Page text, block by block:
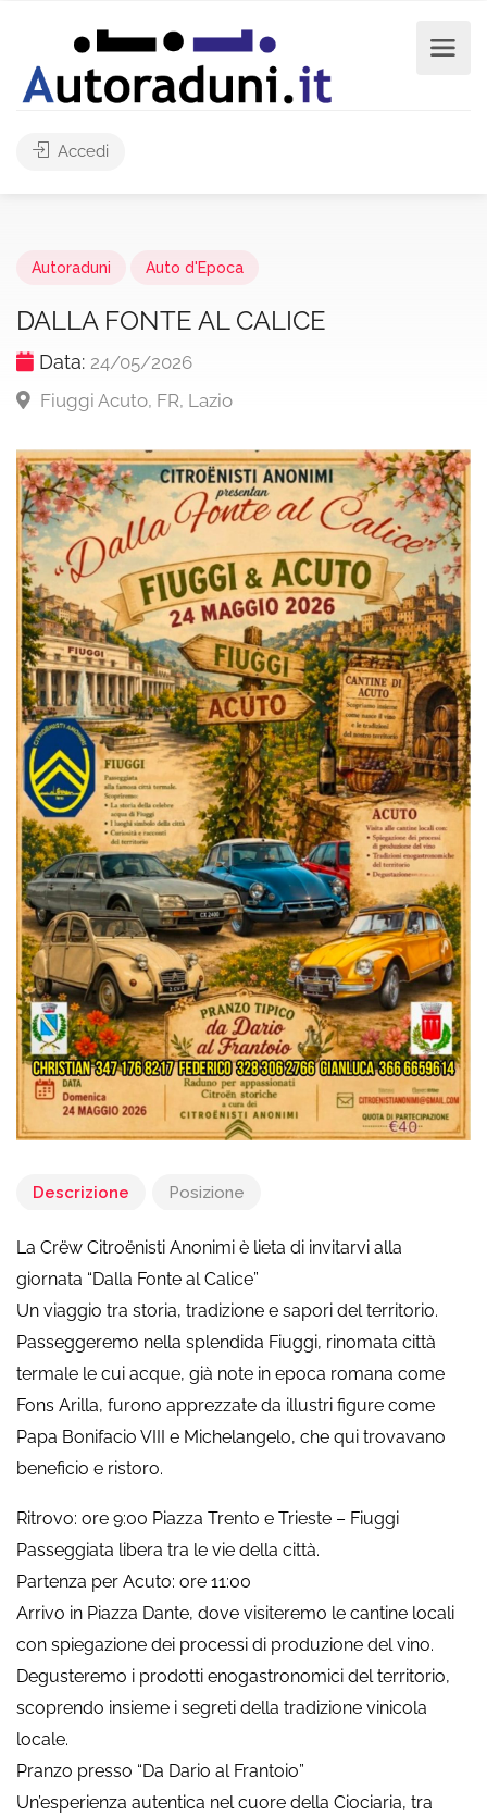
Accedi
Autoraduni Auto d'Epoca
DALLA FONTE AL CALICE
Data: 24/05/2026
Fiuggi Acuto, FR, Lazio
Descrizione Posizione
La Crëw Citroënisti Anonimi è lieta di invitarvi alla
giornata “Dalla Fonte al Calice”
Un viaggio tra storia, tradizione e sapori del territorio.
Passeggeremo nella splendida Fiuggi, rinomata città
termale le cui acque, già note in epoca romana come
Fons Arilla, furono apprezzate da illustri figure come
Papa Bonifacio VIII e Michelangelo, che qui trovavano
beneficio e ristoro.
Ritrovo: ore 9:00 Piazza Trento e Trieste – Fiuggi
Passeggiata libera tra le vie della città.
Partenza per Acuto: ore 11:00
Arrivo in Piazza Dante, dove visiteremo le cantine locali
con spiegazione dei processi di produzione del vino.
Degusteremo i prodotti enogastronomici del territorio,
scoprendo insieme i segreti della tradizione vinicola
locale.
Pranzo presso “Da Dario al Frantoio”
Un’esperienza autentica nel cuore della Ciociaria, tra